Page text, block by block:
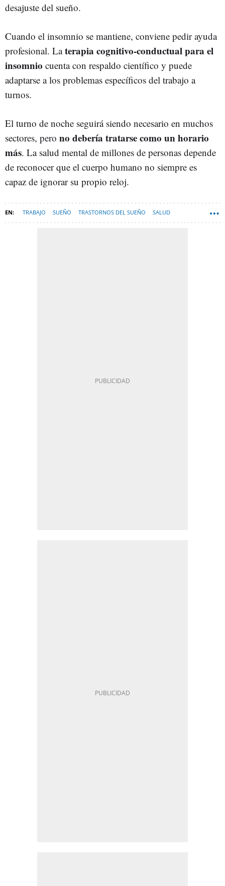
desajuste del sueño.
Cuando el insomnio se mantiene, conviene pedir ayuda
profesional. Laterapia cognitivo-conductual para el
insomnio cuenta con respaldo científico y puede
adaptarse a los problemas específicos del trabajo a
turnos.
El turno de noche seguirá siendo necesario en muchos
sectores, pero no debería tratarse como un horario
más. La salud mental de millones de personas depende
de reconocer que el cuerpo humano no siempre es
capaz de ignorar su propio reloj.
TRABAJO SUEÑO TRASTORNOS DEL SUEÑO SALUD